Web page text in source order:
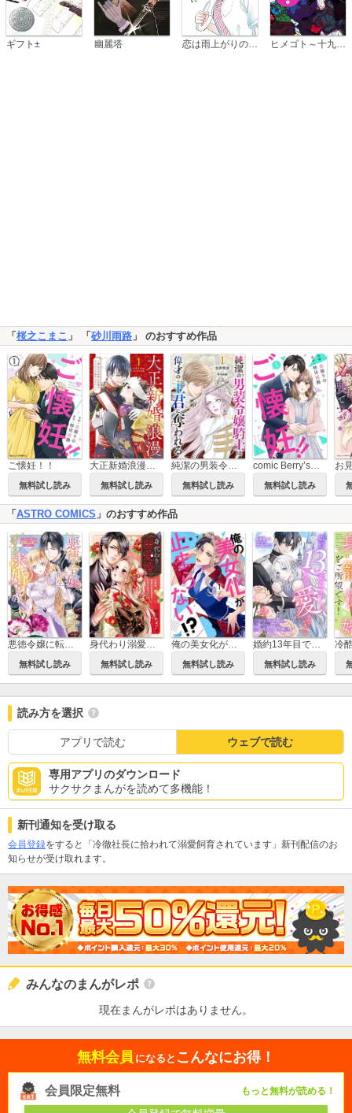
ギフト± 幽麗塔 ヒメゴト～十九歳の制服～
「桜之こまこ 」 「砂川雨路 」 のおすすめ作品
ご懐妊！！
無料試し読み
大正新婚浪漫～軍人さまは初心な妻を執着純愛で染め上げたい～
無料試し読み
純潔の男装令嬢騎士は偉才の主君に奪われる【分冊版】
無料試し読み
comic Berry’sご懐妊！！
無料試し読み
「 ASTRO COMICS 」のおすすめ作品
悪徳令嬢に転生したのに、まさかの求婚!?～手のひら返しの求婚はお断りします！～
無料試し読み
身代わり溺愛婚 旦那様、夜伽は契約違反でございます
無料試し読み
俺の美女化が止まらない!?
無料試し読み
婚約13年目ですが、いまだに愛されていません～愛されたい王女と愛さないように必死な次期公爵～
無料試し読み
読み方を選択
アプリで読む ウェブで読む
専用アプリのダウンロード
サクサクまんがを読めて多機能！
新刊通知を受け取る
会員登録をすると「冷徹社長に拾われて溺愛飼育されています」新刊配信のお
知らせが受け取れます。
みんなのまんがレポ
現在まんがレポはありません。
無料会員 になると こんなにお得！
会員限定無料 もっと無料が読める！